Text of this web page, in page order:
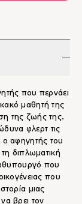
που περνάει
μαθητή της
της ζωής της.
φλερτ τις
ο αφηγητής του
τη διπλωματική
που
που
μιας
βρει τον